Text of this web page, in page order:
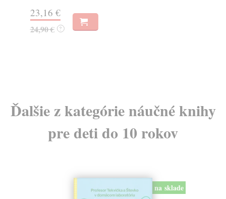
23,16 €
24,90 € ?
Ďalšie z kategórie náučné knihy
pre deti do 10 rokov
na sklade